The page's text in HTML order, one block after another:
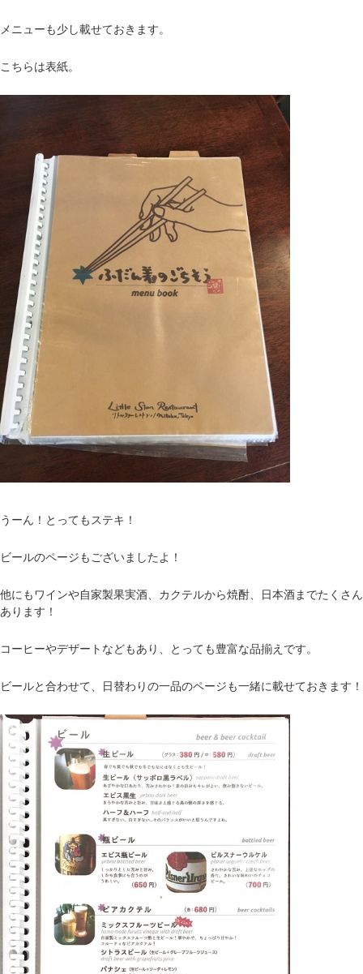
メニューも少し載せておきます。
こちらは表紙。
うーん！とってもステキ！
ビールのページもございましたよ！
他にもワインや自家製果実酒、カクテルから焼酎、日本酒までたくさん
あります！
コーヒーやデザートなどもあり、とっても豊富な品揃えです。
ビールと合わせて、日替わりの一品のページも一緒に載せておきます！